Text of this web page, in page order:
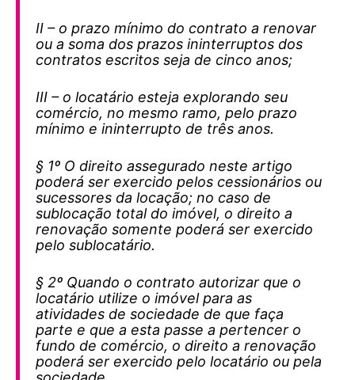
II – o prazo mínimo do contrato a renovar
ou a soma dos prazos ininterruptos dos
contratos escritos seja de cinco anos;
III – o locatário esteja explorando seu
comércio, no mesmo ramo, pelo prazo
mínimo e ininterrupto de três anos.
§ 1º O direito assegurado neste artigo
poderá ser exercido pelos cessionários ou
sucessores da locação; no caso de
sublocação total do imóvel, o direito a
renovação somente poderá ser exercido
pelo sublocatário.
§ 2º Quando o contrato autorizar que o
locatário utilize o imóvel para as
atividades de sociedade de que faça
parte e que a esta passe a pertencer o
fundo de comércio, o direito a renovação
poderá ser exercido pelo locatário ou pela